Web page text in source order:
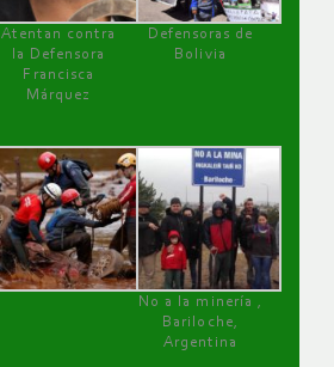
Atentan contra
la Defensora
Francisca
Márquez
Defensoras de
Bolivia
No a la minería ,
Bariloche,
Argentina